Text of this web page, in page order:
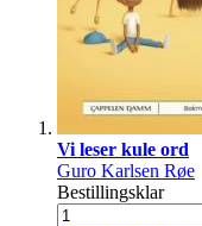
Vi leser kule ord
Guro Karlsen Røe
Bestillingsklar